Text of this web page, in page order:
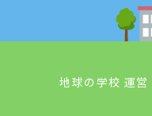
地球の学校 運営